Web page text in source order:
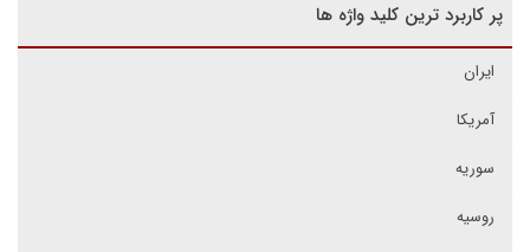
پر کاربرد ترین کلید واژه ها
ایران
آمریکا
سوریه
روسیه